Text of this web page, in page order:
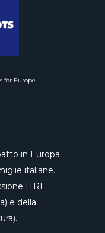
for Europe
in Europa
italiane.
ITRE
e della